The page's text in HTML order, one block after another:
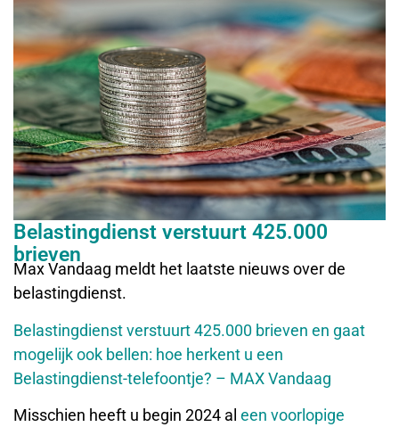
Belastingdienst verstuurt 425.000
brieven
Max Vandaag meldt het laatste nieuws over de
belastingdienst.
Belastingdienst verstuurt 425.000 brieven en gaat
mogelijk ook bellen: hoe herkent u een
Belastingdienst-telefoontje? – MAX Vandaag
Misschien heeft u begin 2024 al een voorlopige